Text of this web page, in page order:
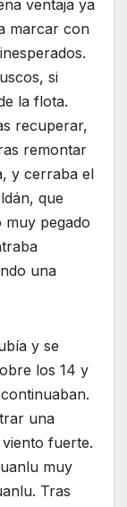
ventaja ya
marcar con
si
la flota.
recuperar,
remontar
y cerraba el
que
pegado
una
y se
los 14 y
una
fuerte.
muy
Tras